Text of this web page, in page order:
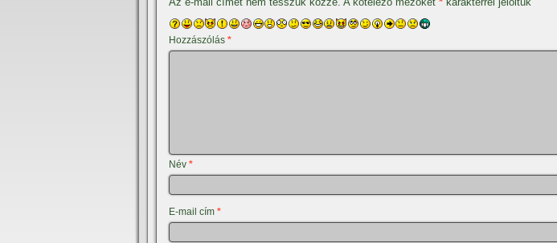
Hozzászólás *
Név *
E-mail cím *